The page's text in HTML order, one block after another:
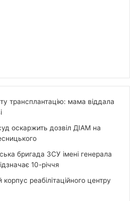
трансплантацію: мама віддала
оскаржить дозвіл ДІАМ на
бригада ЗСУ імені генерала
10-річчя
реабілітаційного центру